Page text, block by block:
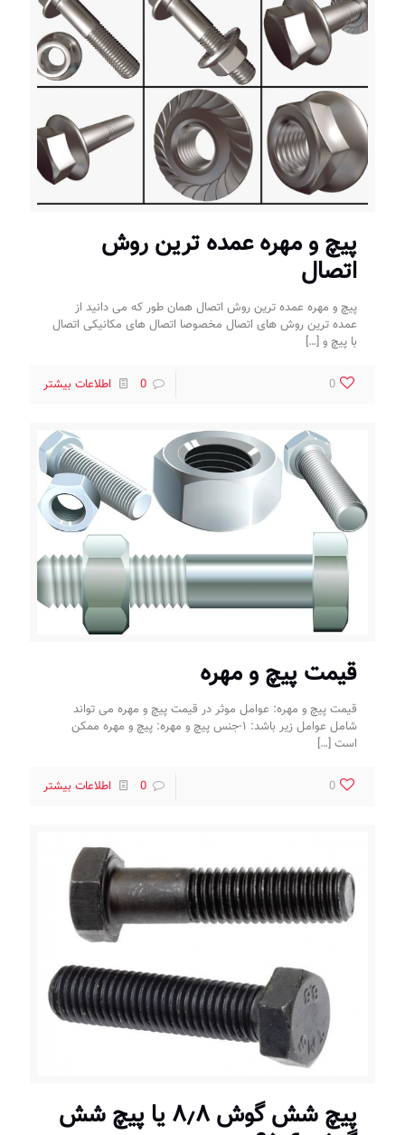
پیچ و مهره عمده ترین روش
اتصال
پیچ و مهره عمده ترین روش اتصال همان طور که می دانید از
عمده ترین روش های اتصال مخصوصا اتصال های مکانیکی اتصال
با پیچ و […]
0
0 اطلاعات بیشتر
قیمت پیچ و مهره
قیمت پیچ و مهره: عوامل موثر در قیمت پیچ و مهره می تواند
شامل عوامل زیر باشد: ۱-جنس پیچ و مهره: پیچ و مهره ممکن
است […]
0
0 اطلاعات بیشتر
پیچ شش گوش ۸٫۸ یا پیچ شش